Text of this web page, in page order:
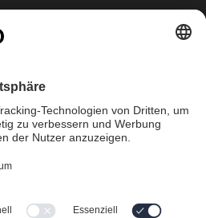
Warum Timegrip wählen?
Preise